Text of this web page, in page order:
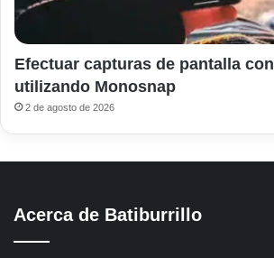
Efectuar capturas de pantalla
utilizando Monosnap
2 de agosto de 2026
Acerca de Batiburrillo